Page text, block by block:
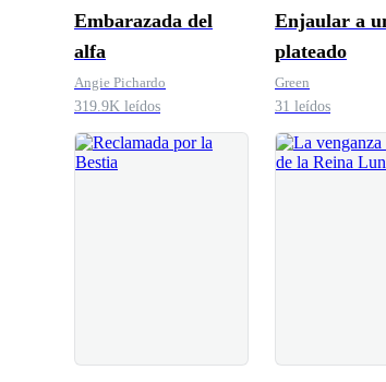
Embarazada del
alfa
Angie Pichardo
319.9K leídos
Enjaular a
plateado
Green
31 leídos